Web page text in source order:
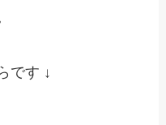
です ↓